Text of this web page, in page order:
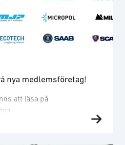
bistår även
behov belysa olika aktuella
nyhetsbrev. Mera om
här.
nya medlemsföretag!
att läsa på